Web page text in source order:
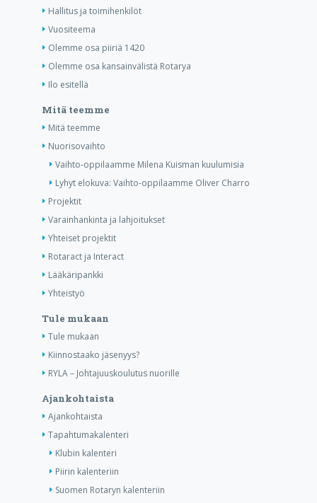
Hallitus ja toimihenkilöt
Vuositeema
Olemme osa piiriä 1420
Olemme osa kansainvälistä Rotarya
Ilo esitellä
Mitä teemme
Mitä teemme
Nuorisovaihto
Vaihto-oppilaamme Milena Kuisman kuulumisia
Lyhyt elokuva: Vaihto-oppilaamme Oliver Charro
Projektit
Varainhankinta ja lahjoitukset
Yhteiset projektit
Rotaract ja Interact
Lääkäripankki
Yhteistyö
Tule mukaan
Tule mukaan
Kiinnostaako jäsenyys?
RYLA – Johtajuuskoulutus nuorille
Ajankohtaista
Ajankohtaista
Tapahtumakalenteri
Klubin kalenteri
Piirin kalenteriin
Suomen Rotaryn kalenteriin